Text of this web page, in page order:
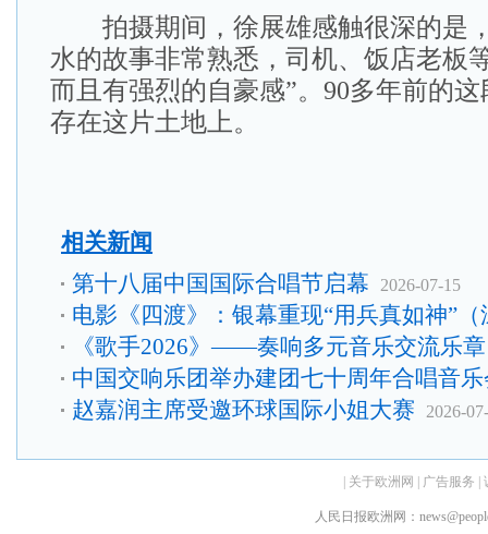
拍摄期间，徐展雄感触很深的是
水的故事非常熟悉，司机、饭店老板
而且有强烈的自豪感”。90多年前的
存在这片土地上。
相关新闻
第十八届中国国际合唱节启幕 2026-07-15
电影《四渡》：银幕重现“用兵真如神”（
《歌手2026》——奏响多元音乐交流乐章
中国交响乐团举办建团七十周年合唱音
赵嘉润主席受邀环球国际小姐大赛 2026-
关于欧洲网 广告服务
人民日报欧洲网：